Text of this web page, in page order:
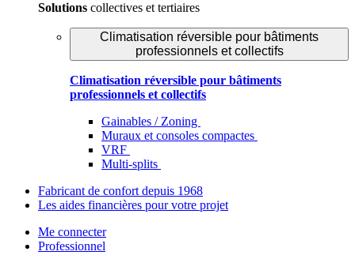
Solutions collectives et tertiaires
Climatisation réversible pour bâtiments
professionnels et collectifs
Climatisation réversible pour bâtiments
professionnels et collectifs
Gainables / Zoning
Muraux et consoles compactes
VRF
Multi-splits
Fabricant de confort depuis 1968
Les aides financières pour votre projet
Me connecter
Professionnel